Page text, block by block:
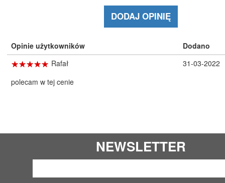
DODAJ OPINIĘ
Opinie użytkowników Dodano
☆☆☆☆☆
★★★★★ Rafał
polecam w tej cenie
31-03-2022
NEWSLETTER